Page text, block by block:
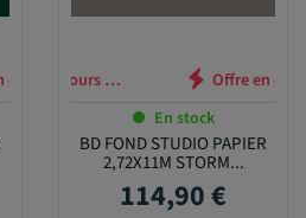
en cours …
En stock
BD FOND STUDIO PAPIER
2,72X11M STORM...
Prix
114,90 €